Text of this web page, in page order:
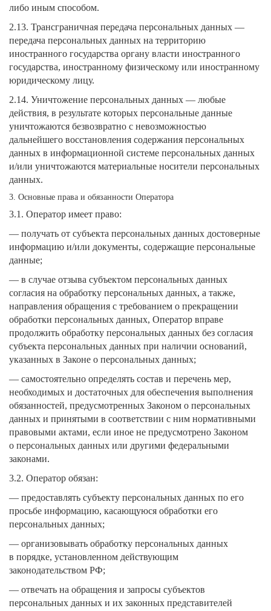
либо иным способом.
2.13. Трансграничная передача персональных данных —
передача персональных данных на территорию
иностранного государства органу власти иностранного
государства, иностранному физическому или иностранному
юридическому лицу.
2.14. Уничтожение персональных данных — любые
действия, в результате которых персональные данные
уничтожаются безвозвратно с невозможностью
дальнейшего восстановления содержания персональных
данных в информационной системе персональных данных
и/или уничтожаются материальные носители персональных
данных.
3. Основные права и обязанности Оператора
3.1. Оператор имеет право:
— получать от субъекта персональных данных достоверные
информацию и/или документы, содержащие персональные
данные;
— в случае отзыва субъектом персональных данных
согласия на обработку персональных данных, а также,
направления обращения с требованием о прекращении
обработки персональных данных, Оператор вправе
продолжить обработку персональных данных без согласия
субъекта персональных данных при наличии оснований,
указанных в Законе о персональных данных;
— самостоятельно определять состав и перечень мер,
необходимых и достаточных для обеспечения выполнения
обязанностей, предусмотренных Законом о персональных
данных и принятыми в соответствии с ним нормативными
правовыми актами, если иное не предусмотрено Законом
о персональных данных или другими федеральными
законами.
3.2. Оператор обязан:
— предоставлять субъекту персональных данных по его
просьбе информацию, касающуюся обработки его
персональных данных;
— организовывать обработку персональных данных
в порядке, установленном действующим
законодательством РФ;
— отвечать на обращения и запросы субъектов
персональных данных и их законных представителей